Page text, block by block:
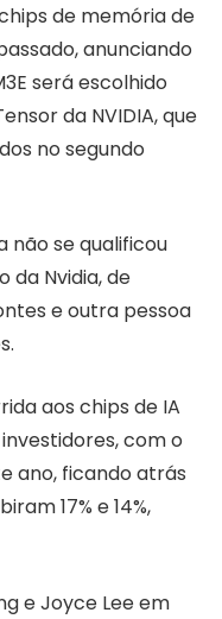
de memória de
anunciando
será escolhido
da NVIDIA, que
no segundo
não se qualificou
da Nvidia, de
e outra pessoa
aos chips de IA
com o
ano, ficando atrás
17% e 14%,
e Joyce Lee em